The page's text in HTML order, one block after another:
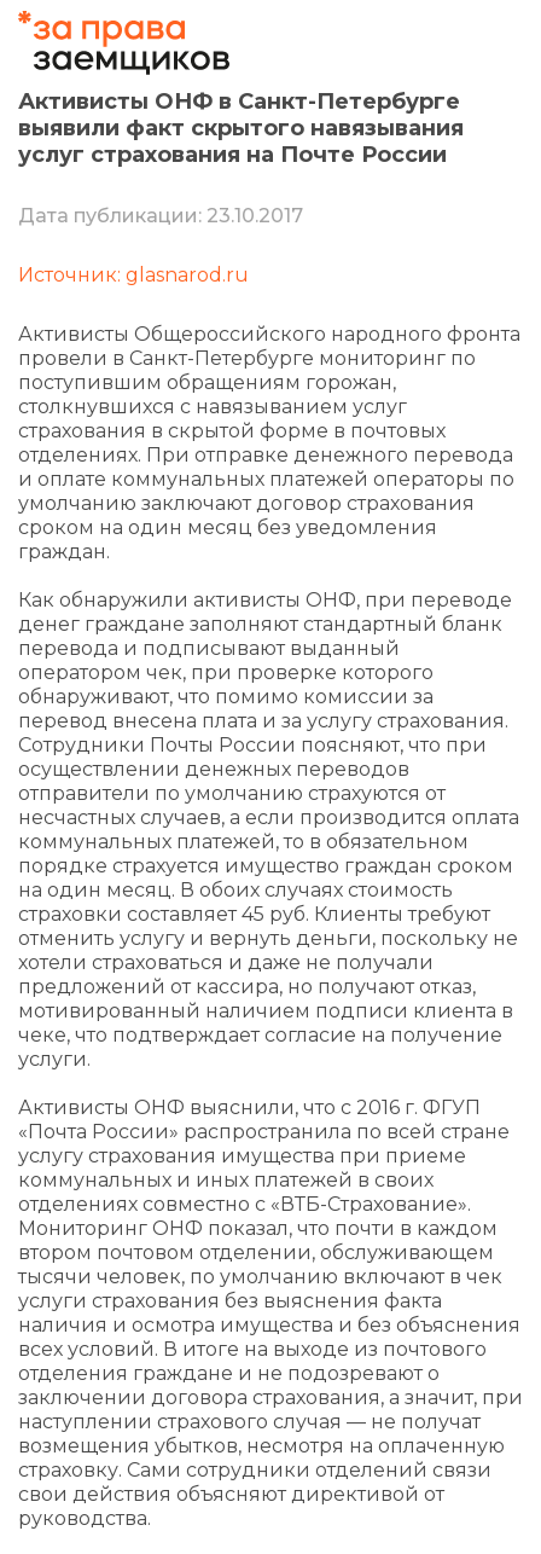
Активисты ОНФ в Санкт-Петербурге
выявили факт скрытого навязывания
услуг страхования на Почте России
Дата публикации: 23.10.2017
Источник: glasnarod.ru
Активисты Общероссийского народного фронта
провели в Санкт-Петербурге мониторинг по
поступившим обращениям горожан,
столкнувшихся с навязыванием услуг
страхования в скрытой форме в почтовых
отделениях. При отправке денежного перевода
и оплате коммунальных платежей операторы по
умолчанию заключают договор страхования
сроком на один месяц без уведомления
граждан.
Как обнаружили активисты ОНФ, при переводе
денег граждане заполняют стандартный бланк
перевода и подписывают выданный
оператором чек, при проверке которого
обнаруживают, что помимо комиссии за
перевод внесена плата и за услугу страхования.
Сотрудники Почты России поясняют, что при
осуществлении денежных переводов
отправители по умолчанию страхуются от
несчастных случаев, а если производится оплата
коммунальных платежей, то в обязательном
порядке страхуется имущество граждан сроком
на один месяц. В обоих случаях стоимость
страховки составляет 45 руб. Клиенты требуют
отменить услугу и вернуть деньги, поскольку не
хотели страховаться и даже не получали
предложений от кассира, но получают отказ,
мотивированный наличием подписи клиента в
чеке, что подтверждает согласие на получение
услуги.
Активисты ОНФ выяснили, что с 2016 г. ФГУП
«Почта России» распространила по всей стране
услугу страхования имущества при приеме
коммунальных и иных платежей в своих
отделениях совместно с «ВТБ-Страхование».
Мониторинг ОНФ показал, что почти в каждом
втором почтовом отделении, обслуживающем
тысячи человек, по умолчанию включают в чек
услуги страхования без выяснения факта
наличия и осмотра имущества и без объяснения
всех условий. В итоге на выходе из почтового
отделения граждане и не подозревают о
заключении договора страхования, а значит, при
наступлении страхового случая — не получат
возмещения убытков, несмотря на оплаченную
страховку. Сами сотрудники отделений связи
свои действия объясняют директивой от
руководства.